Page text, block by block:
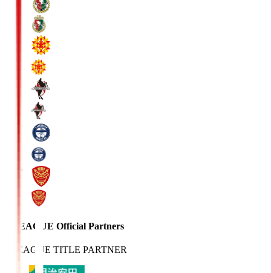
J.LEAGUE Official Partners
J.LEAGUE TITLE PARTNER